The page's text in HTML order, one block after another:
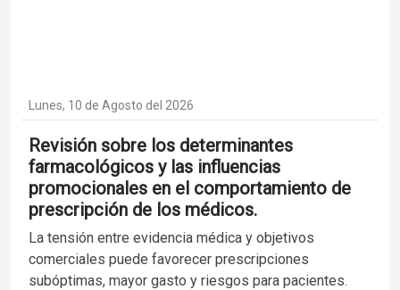
Lunes, 10 de Agosto del 2026
Revisión sobre los determinantes
farmacológicos y las influencias
promocionales en el comportamiento de
prescripción de los médicos.
La tensión entre evidencia médica y objetivos
comerciales puede favorecer prescripciones
subóptimas, mayor gasto y riesgos para pacientes.